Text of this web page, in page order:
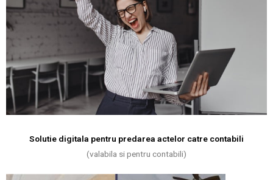
Solutie digitala pentru predarea actelor catre contabili
(valabila si pentru contabili)